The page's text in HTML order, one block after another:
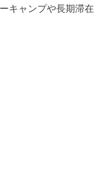
キャンプや長期滞在